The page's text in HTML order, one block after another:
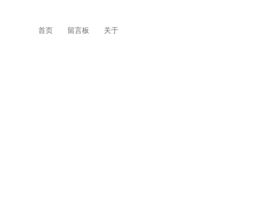
首页 留言板 关于